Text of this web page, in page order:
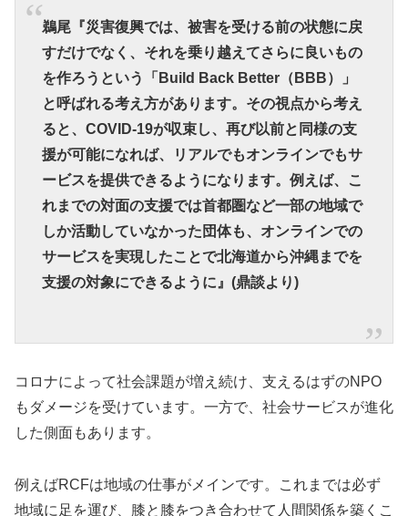
鵜尾『災害復興では、被害を受ける前の状態に戻
すだけでなく、それを乗り越えてさらに良いもの
を作ろうという「Build Back Better（BBB）」
と呼ばれる考え方があります。その視点から考え
ると、COVID-19が収束し、再び以前と同様の支
援が可能になれば、リアルでもオンラインでもサ
ービスを提供できるようになります。例えば、こ
れまでの対面の支援では首都圏など一部の地域で
しか活動していなかった団体も、オンラインでの
サービスを実現したことで北海道から沖縄までを
支援の対象にできるように』(鼎談より)
コロナによって社会課題が増え続け、支えるはずのNPO
もダメージを受けています。一方で、社会サービスが進化
した側面もあります。
例えばRCFは地域の仕事がメインです。これまでは必ず
地域に足を運び、膝と膝をつき合わせて人間関係を築くこ